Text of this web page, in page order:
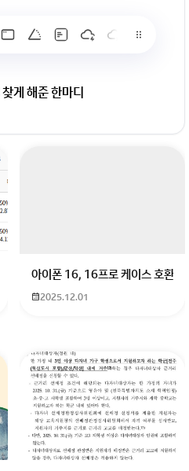
게 해준 한마디
있는 09년생입니다 지금 제 내신이 5
아이폰 16, 16프로 케이스 호환
2025.12.01